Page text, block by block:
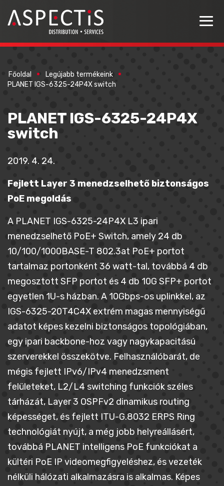
Főoldal
Legújabb termékeink
PLANET IGS-6325-24P4X switch
PLANET IGS-6325-24P4X
switch
2019. 4. 24.
Fejlett Layer 3 menedzselhető biztonságos
PoE megoldás
A PLANET IGS-6325-24P4X L3 ipari
menedzselhető PoE+ Switch, amely 24 db
10/100/1000BASE-T 802.3at PoE+ portot
tartalmaz portonként 36 watt-tal, továbbá 4 db
megosztott SFP portot és 4 db 10G SFP+ portot
egyetlen 1U-s házban. A 10Gbps-os uplinkkel, az
IGS-6325-20T4C4X extrém magas mennyiségű
adatot képes kezelni biztonságos topológiában,
egy ipari backbone-hoz vagy nagykapacitású
szerverekkel összekötve. Felhasználóbarát, de
mégis fejlett IPv6/IPv4 menedzsment
felületeket, L2/L4 switching funkciók széles
tárházát, Layer 3 OSPFv2 dinamikus routing
képességet, és fejlett ITU-G.8032 ERPS Ring
technológiát nyújt, a még jobb helyreállásért,
továbbá PLANET intelligens PoE funkciókat a
kültéri PoE IP videomegfigyeléshez, és vezeték
nélküli hálózati alkalmazásra is alkalmas. Képes